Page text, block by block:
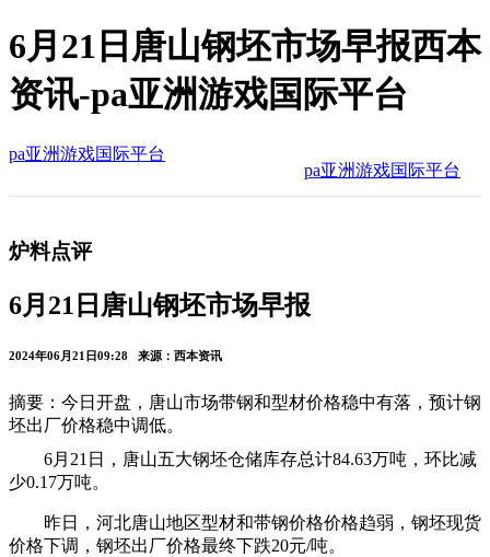
6月21日唐山钢坯市场早报西本
资讯-pa亚洲游戏国际平台
pa亚洲游戏国际平台
pa亚洲游戏国际平台
炉料点评
6月21日唐山钢坯市场早报
2024年06月21日09:28 来源：西本资讯
摘要：今日开盘，唐山市场带钢和型材价格稳中有落，预计钢
坯出厂价格稳中调低。
6月21日，唐山五大钢坯仓储库存总计84.63万吨，环比减
少0.17万吨。
昨日，河北唐山地区型材和带钢价格价格趋弱，钢坯现货
价格下调，钢坯出厂价格最终下跌20元/吨。